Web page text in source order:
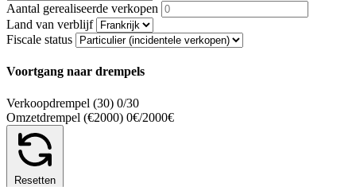
Aantal gerealiseerde verkopen
Land van verblijf
Fiscale status
Voortgang naar drempels
Verkoopdrempel (30) 0/30
Omzetdrempel (€2000) 0€/2000€
Resetten